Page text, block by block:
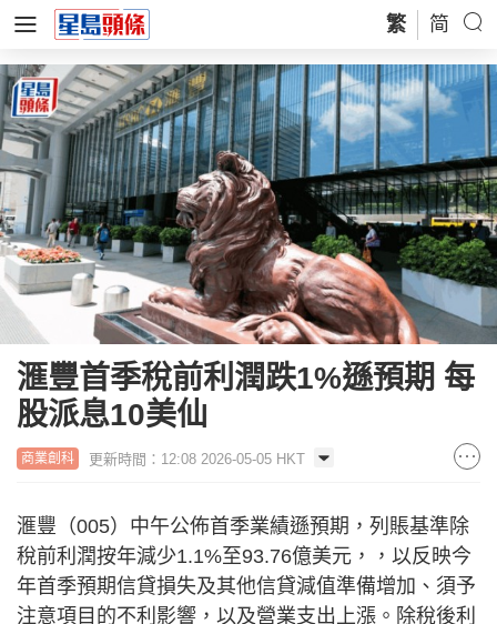
繁 简
滙豐首季稅前利潤跌1%遜預期 每
股派息10美仙
商業創科 更新時間：12:08 2026-05-05 HKT
滙豐（005）中午公佈首季業績遜預期，列賬基準除
稅前利潤按年減少1.1%⾄93.76億美元，，以反映今
年首季預期信貸損失及其他信貸減值準備增加、須予
注意項⽬的不利影響，以及營業⽀出上漲。除稅後利